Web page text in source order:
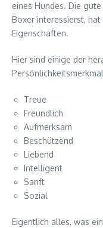
eines Hundes. Die
Boxer interessierst,
Eigenschaften.
Hier sind einige der
Treue
Freundlich
Aufmerksam
Beschützend
Liebend
Intelligent
Sanft
Sozial
Eigentlich alles, was